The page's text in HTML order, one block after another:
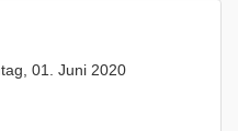
01. Juni 2020